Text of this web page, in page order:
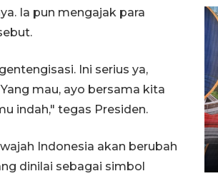
Ia pun mengajak para
Ini serius ya,
mau, ayo bersama kita
indah," tegas Presiden.
Indonesia akan berubah
dinilai sebagai simbol
V DPR tinjau
sebidang di
2026 18:49